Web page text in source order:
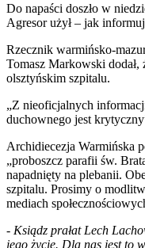
Do napaści doszło w
Agresor użył – jak
Rzecznik warmińsko-
Tomasz Markowski
olsztyńskim szpitalu.
„Z nieoficjalnych
duchownego jest
Archidiecezja Warmińska
„proboszcz parafii św.
napadnięty na plebanii.
szpitalu. Prosimy o
mediach
- Ksiądz prałat Lech
jego życie. Dla nas jest to